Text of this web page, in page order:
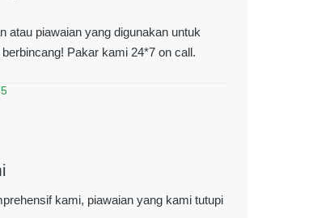
atau piawaian yang digunakan untuk
Pakar kami 24*7 on call.
kami, piawaian yang kami tutupi